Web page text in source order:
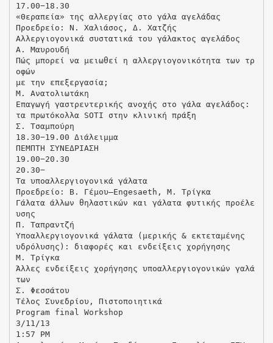
17.00−18.30
«Θεραπεία» της αλλεργίας στο γάλα αγελάδας
Προεδρείο: Ν. Χαλιάσος, Δ. Χατζής
Αλλεργιογονικά συστατικά του γάλακτος αγελάδος
Α. Μαυρουδή
Πώς μπορεί να μειωθεί η αλλεργιογονικότητα των τρ
οφών
με την επεξεργασία;
Μ. Ανατολιωτάκη
Επαγωγή γαστρεντερικής ανοχής στο γάλα αγελάδος:
τα πρωτόκολλα SOTI στην κλινική πράξη
Σ. Τσαμπούρη
18.30−19.00 Διάλειμμα
ΠΕΜΠΤΗ ΣΥΝΕΔΡΙΑΣΗ
19.00−20.30
20.30−
Τα υποαλλεργιογονικά γάλατα
Προεδρείο: Β. Γέμου–Engesaeth, Μ. Τρίγκα
Γάλατα άλλων θηλαστικών και γάλατα φυτικής προέλε
υσης
Π. Ταπραντζή
Υποαλλεργιογονικά γάλατα (μερικής & εκτεταμένης
υδρόλυσης): διαφορές και ενδείξεις χορήγησης
Μ. Τρίγκα
Άλλες ενδείξεις χορήγησης υποαλλεργιογονικών γαλά
των
Σ. Φεσσάτου
Τέλος Συνεδρίου, Πιστοποιητικά
Program final Workshop
3/11/13
1:57 PM